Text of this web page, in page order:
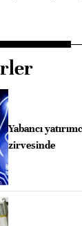
Yabancı
zirvesinde